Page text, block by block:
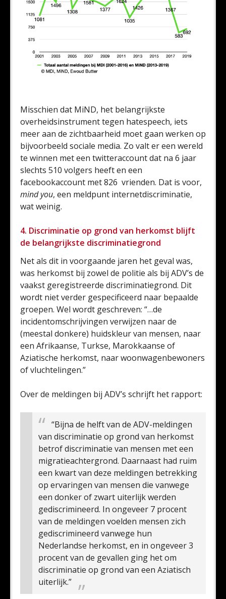
Misschien dat MiND, het belangrijkste
overheidsinstrument tegen hatespeech, iets
meer aan de zichtbaarheid moet gaan werken op
bijvoorbeeld sociale media. Zo valt er een wereld
te winnen met een twitteraccount dat na 6 jaar
slechts 510 volgers heeft en een
facebookaccount met 826 vrienden. Dat is voor,
mind you, een meldpunt internetdiscriminatie,
wat weinig.
4. Discriminatie op grond van herkomst blijft
de belangrijkste discriminatiegrond
Net als dit in voorgaande jaren het geval was,
was herkomst bij zowel de politie als bij ADV’s de
vaakst geregistreerde discriminatiegrond. Dit
wordt niet verder gespecificeerd naar bepaalde
groepen. Wel wordt geschreven: “…de
incidentomschrijvingen verwijzen naar de
(meestal donkere) huidskleur van mensen, naar
een Afrikaanse, Turkse, Marokkaanse of
Aziatische herkomst, naar woonwagenbewoners
of vluchtelingen.”
Over de meldingen bij ADV’s schrijft het rapport:
“Bijna de helft van de ADV-meldingen
van discriminatie op grond van herkomst
betrof discriminatie van mensen met een
migratieachtergrond. Daarnaast had ruim
een kwart van deze meldingen betrekking
op ervaringen van mensen die vanwege
een donker of zwart uiterlijk werden
gediscrimineerd. In ongeveer 7 procent
van de meldingen voelden mensen zich
gediscrimineerd vanwege hun
Nederlandse herkomst, en in ongeveer 3
procent van de gevallen ging het om
discriminatie op grond van een Aziatisch
uiterlijk.”